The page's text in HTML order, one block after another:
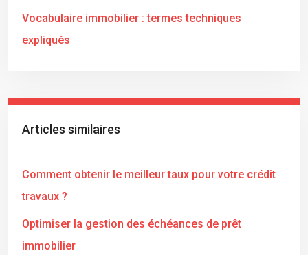
Vocabulaire immobilier : termes techniques
expliqués
Articles similaires
Comment obtenir le meilleur taux pour votre crédit
travaux ?
Optimiser la gestion des échéances de prêt
immobilier